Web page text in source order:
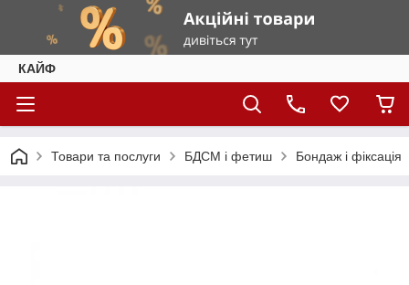
КАЙФ
Товари та послуги БДСМ і фетиш Бондаж і фіксація